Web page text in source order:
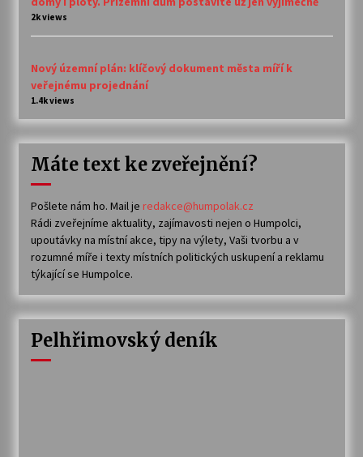
2k views
Nový územní plán: klíčový dokument města míří k
veřejnému projednání
1.4k views
Máte text ke zveřejnění?
Pošlete nám ho. Mail je redakce@humpolak.cz
Rádi zveřejníme aktuality, zajímavosti nejen o Humpolci,
upoutávky na místní akce, tipy na výlety, Vaši tvorbu a v
rozumné míře i texty místních politických uskupení a reklamu
týkající se Humpolce.
Pelhřimovský deník